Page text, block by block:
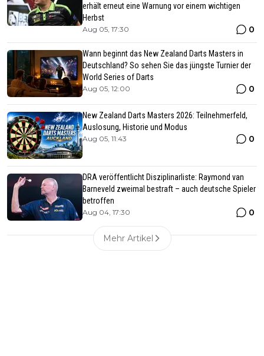
erhält erneut eine Warnung vor einem wichtigen
Herbst
Aug 05, 17:30 0
Wann beginnt das New Zealand Darts Masters in
Deutschland? So sehen Sie das jüngste Turnier der
World Series of Darts
Aug 05, 12:00 0
New Zealand Darts Masters 2026: Teilnehmerfeld,
Auslosung, Historie und Modus
Aug 05, 11:43 0
DRA veröffentlicht Disziplinarliste: Raymond van
Barneveld zweimal bestraft – auch deutsche Spieler
betroffen
Aug 04, 17:30 0
Mehr Artikel